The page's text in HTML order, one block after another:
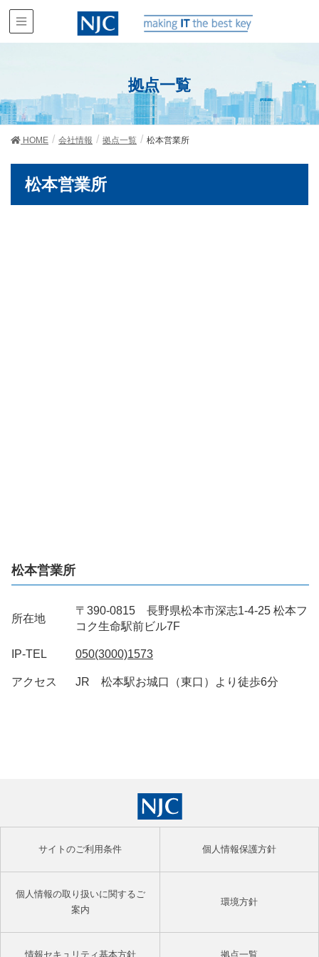
拠点一覧
HOME 会社情報 拠点一覧 松本営業所
松本営業所
松本営業所
所在地
〒390-0815 長野県松本市深志1-4-25 松本フ
コク生命駅前ビル7F
IP-TEL 050(3000)1573
アクセス JR 松本駅お城口（東口）より徒歩6分
サイトのご利用条件 個人情報保護方針
個人情報の取り扱いに関するご
案内
環境方針
情報セキュリティ基本方針 拠点一覧